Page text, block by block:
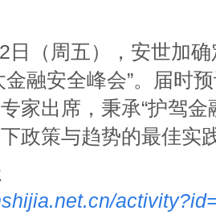
日（周五），安世加
金融安全峰会”。届时
家出席，秉承“护驾金
政策与趋势的最佳实